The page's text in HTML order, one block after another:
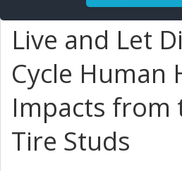
Live and Let
Cycle Human
Impacts from
Tire Studs